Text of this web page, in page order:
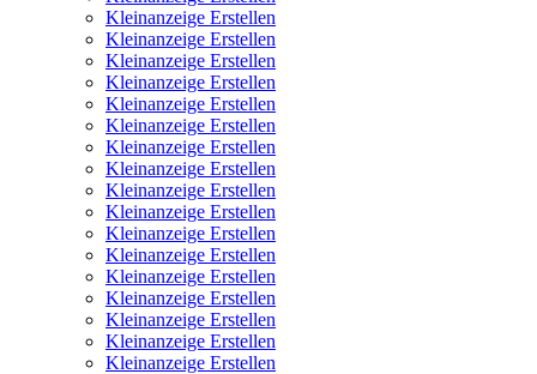
Kleinanzeige Erstellen
Kleinanzeige Erstellen
Kleinanzeige Erstellen
Kleinanzeige Erstellen
Kleinanzeige Erstellen
Kleinanzeige Erstellen
Kleinanzeige Erstellen
Kleinanzeige Erstellen
Kleinanzeige Erstellen
Kleinanzeige Erstellen
Kleinanzeige Erstellen
Kleinanzeige Erstellen
Kleinanzeige Erstellen
Kleinanzeige Erstellen
Kleinanzeige Erstellen
Kleinanzeige Erstellen
Kleinanzeige Erstellen